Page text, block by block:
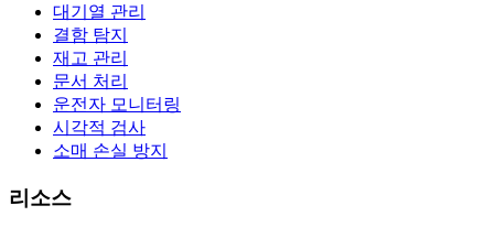
대기열 관리
결함 탐지
재고 관리
문서 처리
운전자 모니터링
시각적 검사
소매 손실 방지
리소스